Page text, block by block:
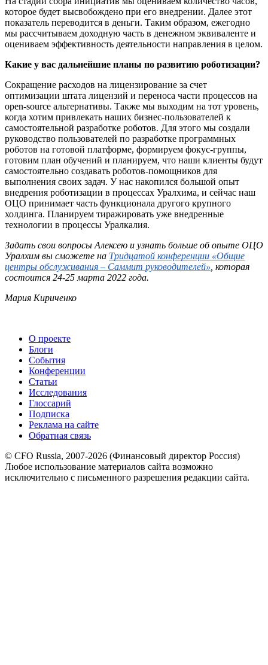
которое будет высвобождено при его внедрении. Далее этот
показатель переводится в деньги. Таким образом, ежегодно
мы рассчитываем доходную часть в денежном эквиваленте и
оцениваем эффективность деятельности направления в целом.
Какие у вас дальнейшие планы по развитию роботизации?
Сокращение расходов на лицензирование за счет
оптимизации штата лицензий и переноса части процессов на
open-source альтернативы. Также мы выходим на тот уровень,
когда хотим привлекать наших бизнес-пользователей к
самостоятельной разработке роботов. Для этого мы создали
руководство пользователей по разработке программных
роботов на готовой платформе, формируем фокус-группы,
готовим план обучений и планируем, что наши клиенты будут
самостоятельно создавать роботов-помощников для
выполнения своих задач. У нас накопился большой опыт
внедрения роботизации в процессах Уралхима, и сейчас наш
ОЦО принимает часть функционала другого крупного
холдинга. Планируем тиражировать уже внедренные
технологии в процессы Уралкалия.
Задать свои вопросы Алексею и узнать больше об опыте ОЦО
Уралхим вы сможете на Тридцатой конференции «Общие
центры обслуживания – Саммит руководителей» , которая
состоится 24-25 марта 2022 года.
Мария Кириченко
О проекте
Блоги
События
Конференции
Статьи
Исследования
Глоссарий
Подписка
Реклама на сайте
Обратная связь
© CFO Russia, 2007-2026 (Финансовый директор Россия)
Любое использование материалов сайта возможно
исключительно с письменного разрешения редакции сайта.